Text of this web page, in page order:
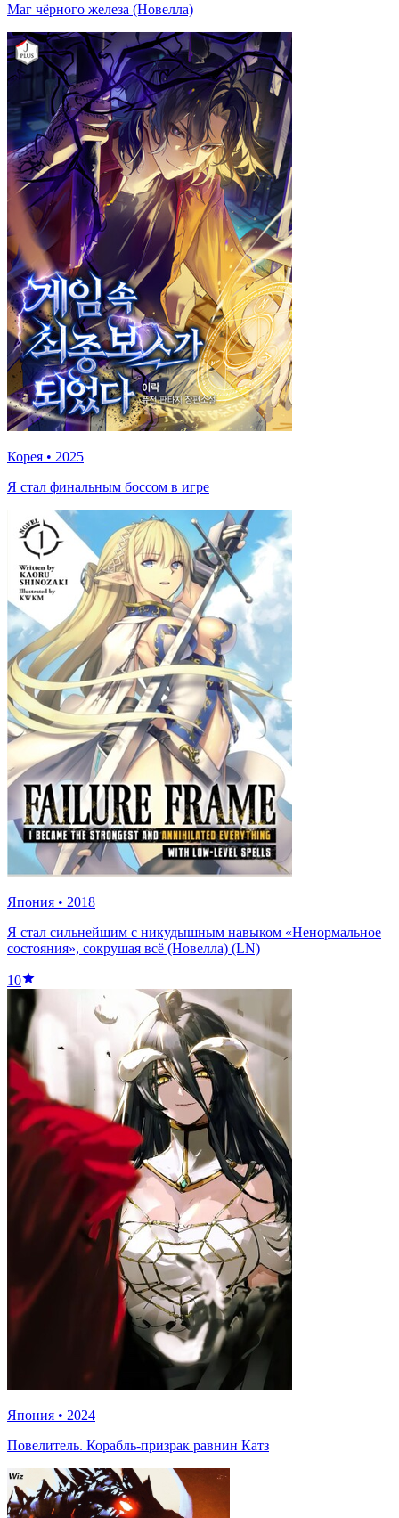
Маг чёрного железа (Новелла)
Корея • 2025
Я стал финальным боссом в игре
Япония • 2018
Я стал сильнейшим с никудышным навыком «Ненормальное
состояния», сокрушая всё (Новелла) (LN)
10
Япония • 2024
Повелитель. Корабль-призрак равнин Катз